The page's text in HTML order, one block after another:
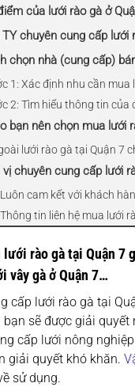
của lưới rào gà ở
TY chuyên cung cấp lưới
chọn nhà (cung cấp)
1: Xác định nhu cần
2: Tìm hiểu thông tin của
bạn nên chọn mua lưới
lưới rào gà tại Quận 7
chuyên cung cấp lưới
cam kết với khách
tin liên hệ mua lưới
rào gà tại Quận 7
vây gà ở Quận 7…
cấp lưới rào gà tại
bạn sẽ được giải
cấp lưới nông
giải quyết khó khăn.
sử dụng.